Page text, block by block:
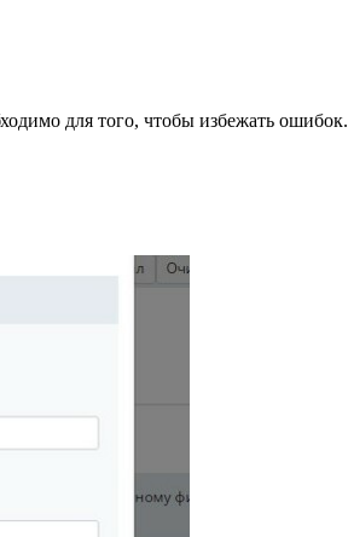
для того, чтобы избежать ошибок.